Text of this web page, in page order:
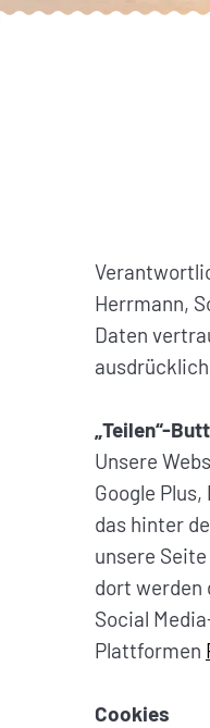
Herrmann,
Daten
„Teilen“-
Unsere
Google
das hinter
unsere
dort werden
Social
Plattformen
Cookies